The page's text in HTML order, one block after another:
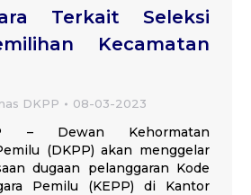
Terkait Seleksi
Kecamatan
DKPP 08-03-2023
– Dewan Kehormatan
(DKPP) akan menggelar
dugaan pelanggaran Kode
Pemilu (KEPP) di Kantor